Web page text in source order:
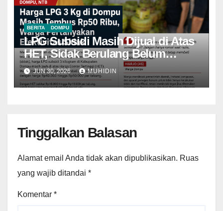
BERITA DOMPU
LPG Subsidi Masih Dijual di Atas
HET, Sidak Berulang Belum
Mampu Menekan Harga
JUN 30, 2026 MUHIDIN
Tinggalkan Balasan
Alamat email Anda tidak akan dipublikasikan. Ruas
yang wajib ditandai *
Komentar *